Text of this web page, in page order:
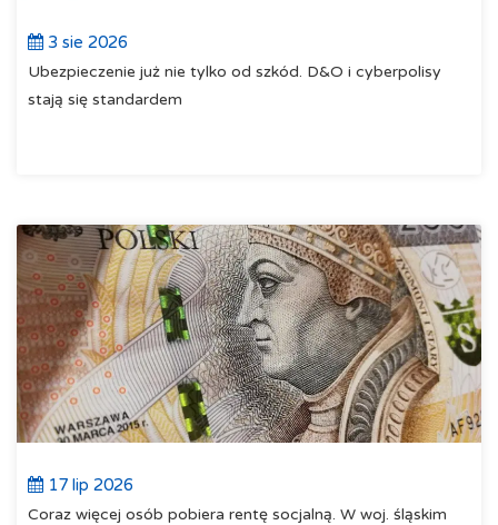
3 sie 2026
Ubezpieczenie już nie tylko od szkód. D&O i cyberpolisy
stają się standardem
17 lip 2026
Coraz więcej osób pobiera rentę socjalną. W woj. śląskim